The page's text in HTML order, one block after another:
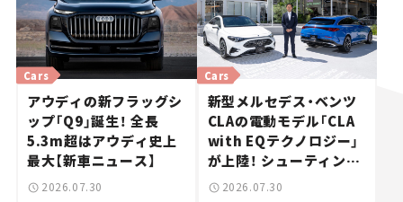
Cars
アウディの新フラッグシ
ップ「Q9」誕生！ 全長
5.3m超はアウディ史上
最大【新車ニュース】
2026.07.30
Cars
新型メルセデス・ベンツ
CLAの電動モデル「CLA
with EQテクノロジー」
が上陸！ シューティング
ブレークも発売【新車ニ
2026.07.30